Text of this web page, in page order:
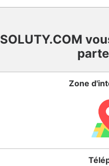
SOLUTY.COM
Zone